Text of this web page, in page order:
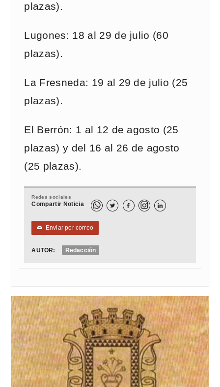
plazas).
Lugones: 18 al 29 de julio (60
plazas).
La Fresneda: 19 al 29 de julio (25
plazas).
El Berrón: 1 al 12 de agosto (25
plazas) y del 16 al 26 de agosto
(25 plazas).
Redes sociales
Compartir Noticia   
✉ Enviar por correo
AUTOR: Redacción